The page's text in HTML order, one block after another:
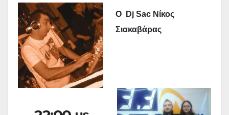
Ο Dj Sac Νίκος
Σιακαβάρας